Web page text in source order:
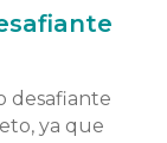
desafiante
ya que